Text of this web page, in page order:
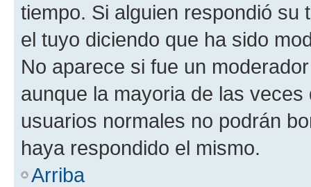
tiempo. Si alguien respondió
el tuyo diciendo que ha sido
No aparece si fue un
aunque la mayoria de las
usuarios normales no podrán
haya respondido el mismo.
Arriba